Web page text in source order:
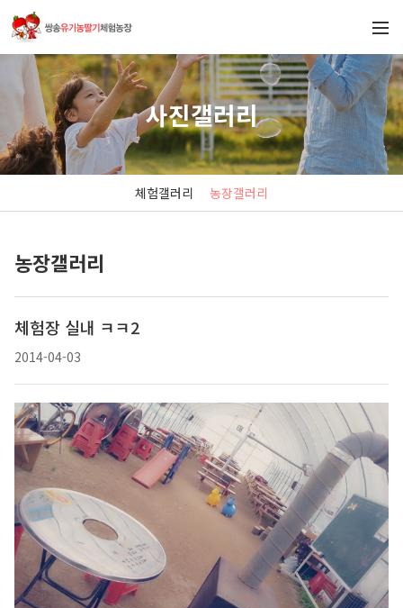
사진갤러리
체험갤러리 농장갤러리
농장갤러리
체험장 실내 ㅋㅋ2
2014-04-03